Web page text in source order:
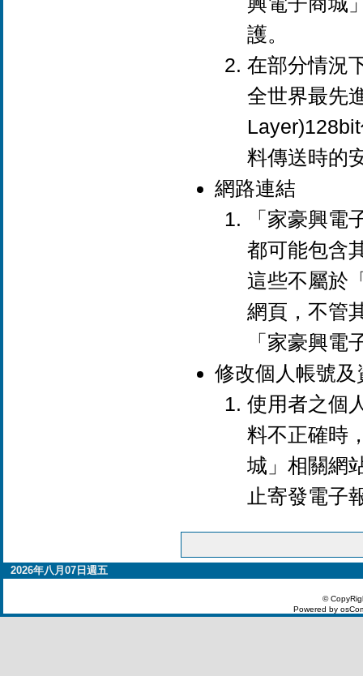
護。
在部分情況
全世界最先
料傳送時的
網路連結
「家豪興電
都可能包含
這些不屬於
網頁，不管
「家豪興電
修改個人帳號及
使用者之個
料不正確時
城」相關網
止寄發電子
2026年八月07日週五
©
Powered by